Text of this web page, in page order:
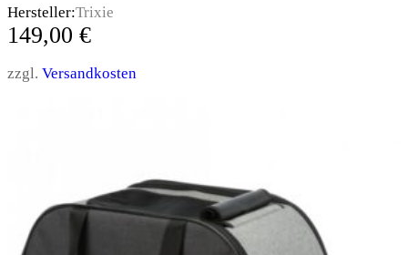
Hersteller:Trixie
149,00 €
zzgl. Versandkosten